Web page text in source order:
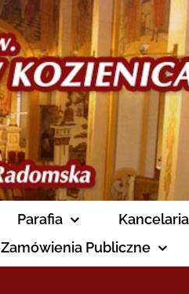
Parafia Kancelaria
Zamówienia Publiczne